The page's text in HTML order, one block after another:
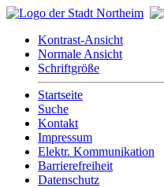
Kontrast-Ansicht
Normale Ansicht
Schriftgröße
Startseite
Suche
Kontakt
Impressum
Elektr. Kommunikation
Barrierefreiheit
Datenschutz